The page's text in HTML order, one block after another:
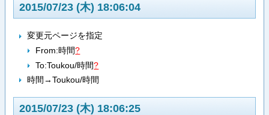
2015/07/23 (木) 18:06:04
変更元ページを指定
From:時間?
To:Toukou/時間?
時間→Toukou/時間
2015/07/23 (木) 18:06:25